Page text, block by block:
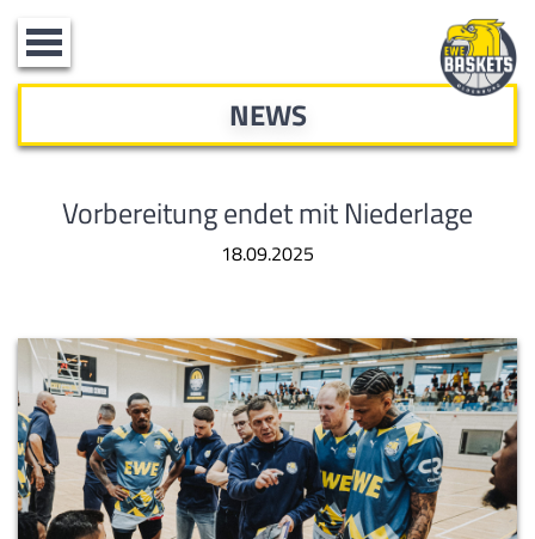
Toggle
navigation
NEWS
Vorbereitung endet mit Niederlage
18.09.2025